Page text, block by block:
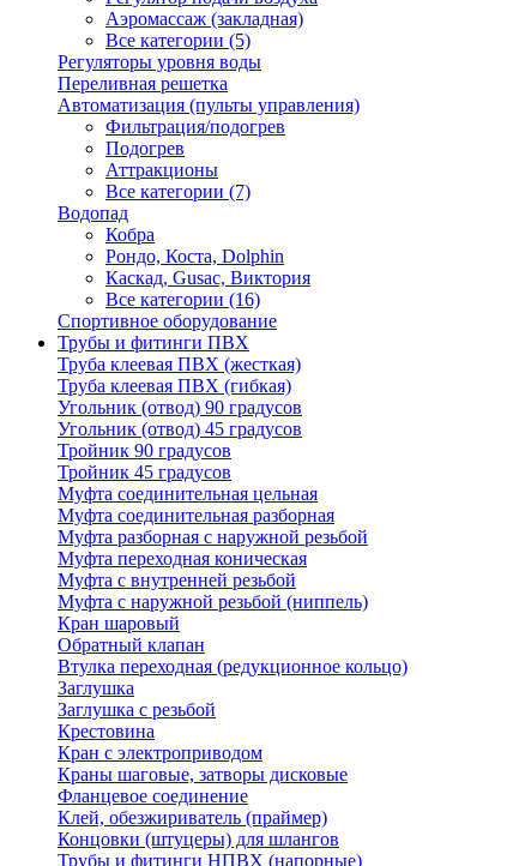
Аэромассаж (закладная)
Все категории (5)
Регуляторы уровня воды
Переливная решетка
Автоматизация (пульты управления)
Фильтрация/подогрев
Подогрев
Аттракционы
Все категории (7)
Водопад
Кобра
Рондо, Коста, Dolphin
Каскад, Gusac, Виктория
Все категории (16)
Спортивное оборудование
Трубы и фитинги ПВХ
Труба клеевая ПВХ (жесткая)
Труба клеевая ПВХ (гибкая)
Угольник (отвод) 90 градусов
Угольник (отвод) 45 градусов
Тройник 90 градусов
Тройник 45 градусов
Муфта соединительная цельная
Муфта соединительная разборная
Муфта разборная с наружной резьбой
Муфта переходная коническая
Муфта с внутренней резьбой
Муфта с наружной резьбой (ниппель)
Кран шаровый
Обратный клапан
Втулка переходная (редукционное кольцо)
Заглушка
Заглушка с резьбой
Крестовина
Кран с электроприводом
Краны шаговые, затворы дисковые
Фланцевое соединение
Клей, обезжириватель (праймер)
Концовки (штуцеры) для шлангов
Трубы и фитинги НПВХ (напорные)